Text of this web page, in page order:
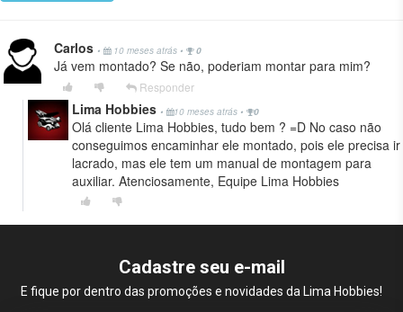
Carlos • 10 meses atrás • 0
Já vem montado? Se não, poderiam montar para mim?
Responder
Lima Hobbies • 10 meses atrás • 0
Olá cliente Lima Hobbies, tudo bem ? =D No caso não
conseguimos encaminhar ele montado, pois ele precisa ir
lacrado, mas ele tem um manual de montagem para
auxiliar. Atenciosamente, Equipe Lima Hobbies
Cadastre seu e-mail
E fique por dentro das promoções e novidades da Lima Hobbies!